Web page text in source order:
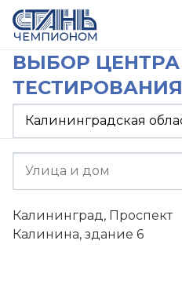
ВЫБОР ЦЕНТРА
ТЕСТИРОВАНИЯ
Калининград, Проспект
Калинина, здание 6